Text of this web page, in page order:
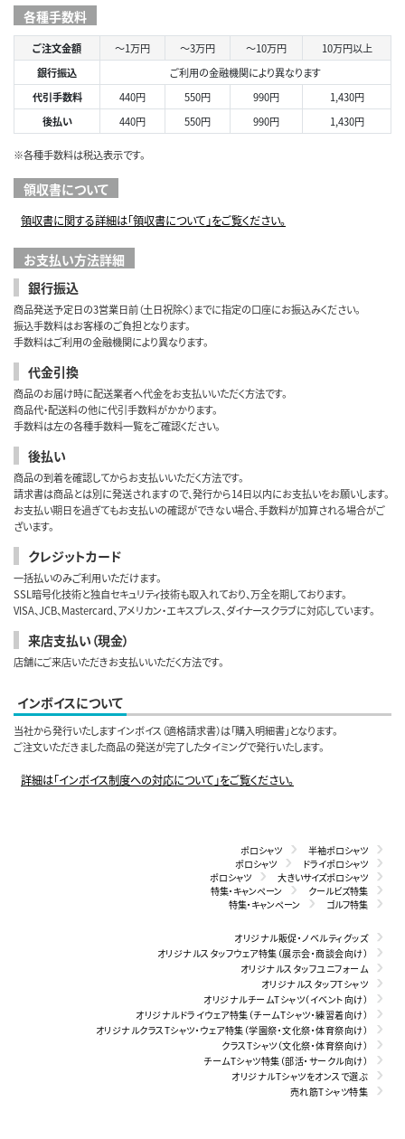
各種手数料
ご注文金額 ～1万円 ～3万円 ～10万円
10万円以上
銀行振込
ご利用の金融機関により異なります
代引手数料
440円 550円 990円
1,430円
後払い
440円 550円 990円 1,430円
※各種手数料は税込表示です。
領収書について
領収書に関する詳細は「領収書について」をご覧ください。
お支払い方法詳細
銀行振込
商品発送予定日の3営業日前（土日祝除く）までに指定の口座にお振込みください。
振込手数料はお客様のご負担となります。
手数料はご利用の金融機関により異なります。
代金引換
商品のお届け時に配送業者へ代金をお支払いいただく方法です。
商品代・配送料の他に代引手数料がかかります。
手数料は左の各種手数料一覧をご確認ください。
後払い
商品の到着を確認してからお支払いいただく方法です。
請求書は商品とは別に発送されますので、発行から14日以内にお支払いをお願いします。
お支払い期日を過ぎてもお支払いの確認ができない場合、手数料が加算される場合がご
ざいます。
クレジットカード
一括払いのみご利用いただけます。
SSL暗号化技術と独自セキュリティ技術も取入れており、万全を期しております。
VISA、JCB、Mastercard、アメリカン・エキスプレス、ダイナースクラブに対応しています。
来店支払い（現金）
店舗にご来店いただきお支払いいただく方法です。
インボイスについて
当社から発行いたしますインボイス（適格請求書）は「購入明細書」となります。
ご注文いただきました商品の発送が完了したタイミングで発行いたします。
詳細は「インボイス制度への対応について」をご覧ください。
ポロシャツ
半袖ポロシャツ
ポロシャツ
ドライポロシャツ
ポロシャツ
大きいサイズポロシャツ
特集・キャンペーン
クールビズ特集
特集・キャンペーン
ゴルフ特集
オリジナル販促・ノベルティグッズ
オリジナルスタッフウェア特集（展示会・商談会向け）
オリジナルスタッフユニフォーム
オリジナルスタッフTシャツ
オリジナルチームTシャツ（イベント向け）
オリジナルドライウェア特集（チームTシャツ・練習着向け）
オリジナルクラスTシャツ・ウェア特集（学園祭・文化祭・体育祭向け）
クラスTシャツ（文化祭・体育祭向け）
チームTシャツ特集（部活・サークル向け）
オリジナルTシャツをオンスで選ぶ
売れ筋Tシャツ特集